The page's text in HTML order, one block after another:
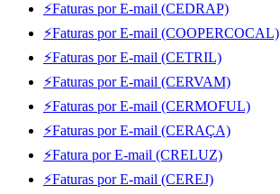
⚡Faturas por E-mail (CEDRAP)
⚡Faturas por E-mail (COOPERCOCAL)
⚡Faturas por E-mail (CETRIL)
⚡Faturas por E-mail (CERVAM)
⚡Faturas por E-mail (CERMOFUL)
⚡Faturas por E-mail (CERAÇA)
⚡Fatura por E-mail (CRELUZ)
⚡Faturas por E-mail (CEREJ)